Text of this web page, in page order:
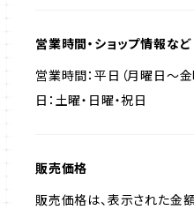
営業時間・ショップ情報など
営業時間：平日（月曜日～
日：土曜・日曜・祝日
販売価格
販売価格は、表示された金